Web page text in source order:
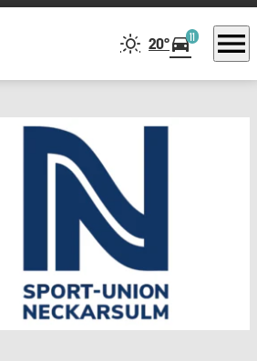
20°directions_car11 menu